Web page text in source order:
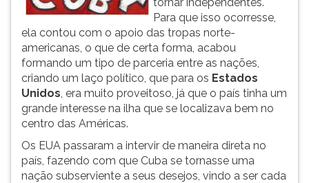
Para que isso ocorresse,
ela contou com o apoio das tropas norte-
americanas, o que de certa forma, acabou
formando um tipo de parceria entre as nações,
criando um laço político, que para os Estados
Unidos, era muito proveitoso, já que o país tinha um
grande interesse na ilha que se localizava bem no
centro das Américas.
Os EUA passaram a intervir de maneira direta no
país, fazendo com que Cuba se tornasse uma
nação subserviente a seus desejos, vindo a ser cada